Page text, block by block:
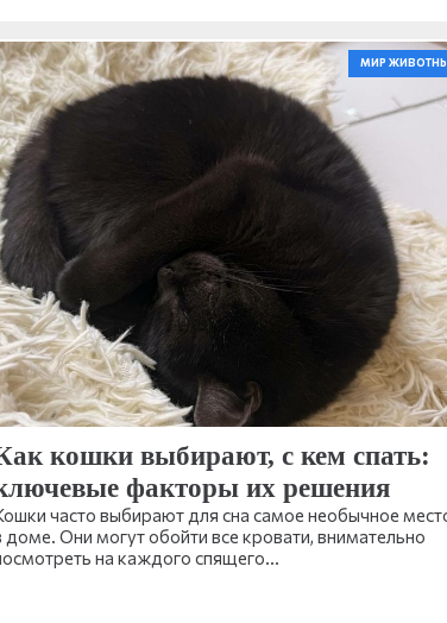
МИР
кошки выбирают, с кем спать:
факторы их решения
часто выбирают для сна самое необычное
доме. Они могут обойти все кровати, внимательно
на каждого спящего…